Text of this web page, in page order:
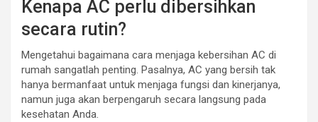
Kenapa AC perlu dibersihkan
secara rutin?
Mengetahui bagaimana cara menjaga kebersihan AC di
rumah sangatlah penting. Pasalnya, AC yang bersih tak
hanya bermanfaat untuk menjaga fungsi dan kinerjanya,
namun juga akan berpengaruh secara langsung pada
kesehatan Anda.